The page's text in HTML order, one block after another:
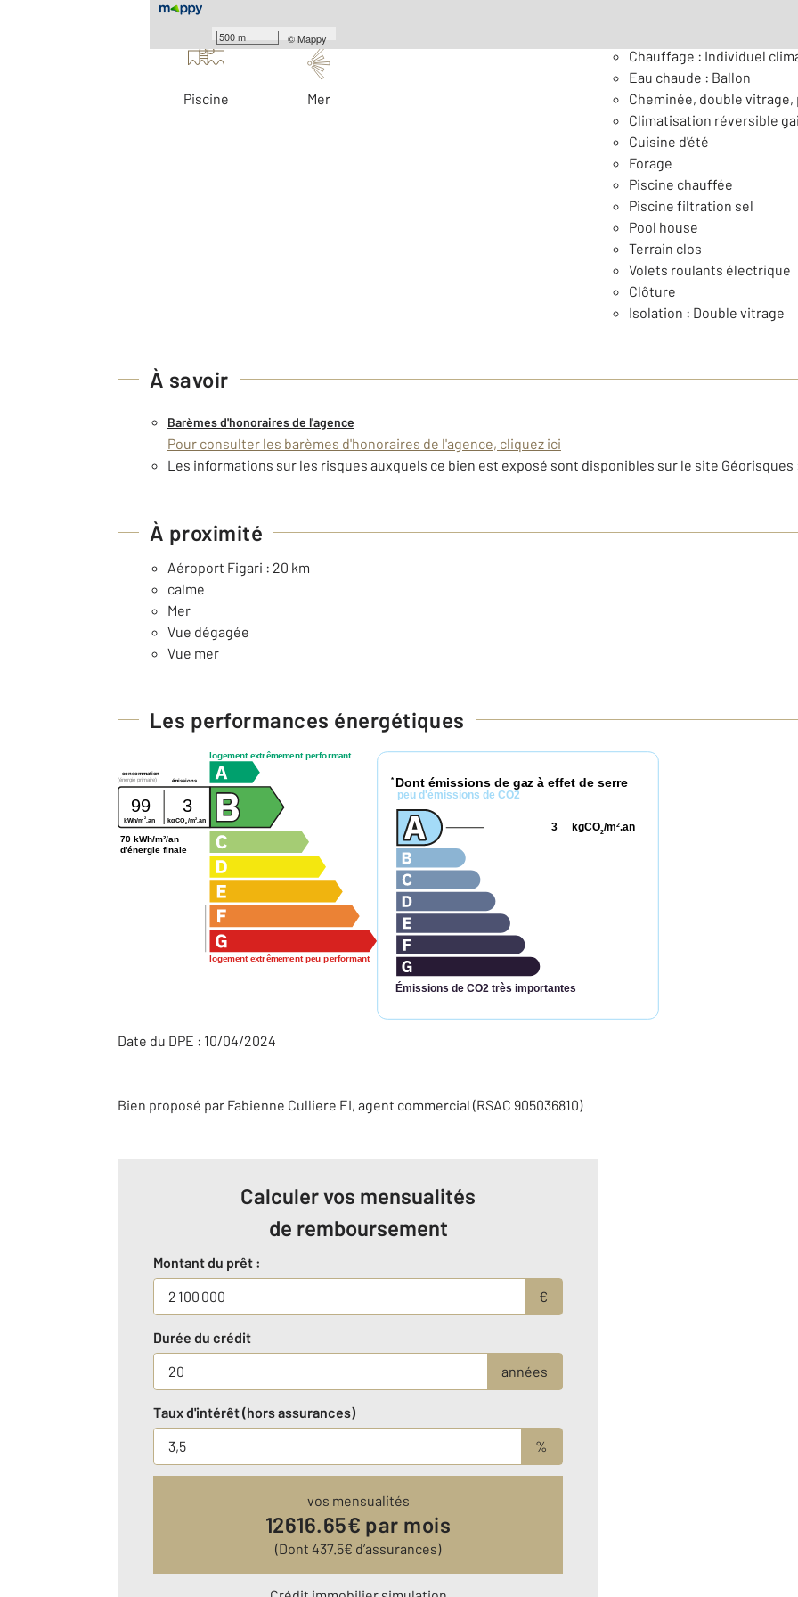
500 m ©Mappy
Piscine Mer
Chauffage : Individuel
Eau chaude : Ballon
Cheminée, double vitrage,
Climatisation réversible
Cuisine d'été
Forage
Piscine chauffée
Piscine filtration sel
Pool house
Terrain clos
Volets roulants électrique
Clôture
Isolation : Double vitrage
À savoir
Barèmes d'honoraires de l'agence
Pour consulter les barèmes d'honoraires de l'agence, cliquez ici
Les informations sur les risques auxquels ce bien est exposé sont disponibles sur le site
À proximité
Aéroport Figari : 20 km
calme
Mer
Vue dégagée
Vue mer
Les performances énergétiques
logement extrêmement performant
logement extrêmement peu performant
consommation
émissions
(énergie primaire)
99 3
kWh/m 2 .an kg CO2/m2 .an
70 kWh/m²/an
d'énergie finale
* Dont émissions de gaz à effet de serre
peu d'émissions de CO2
Émissions de CO2 très importantes
kgCO2/m2.an
3
Date du DPE : 10/04/2024
Bien proposé par Fabienne Culliere EI, agent commercial (RSAC 905036810)
Calculer vos mensualités
de remboursement
Montant du prêt :
€
Durée du crédit
années
Taux d'intérêt (hors assurances)
%
vos mensualités
12616.65€ par mois
(Dont 437.5€ d’assurances)